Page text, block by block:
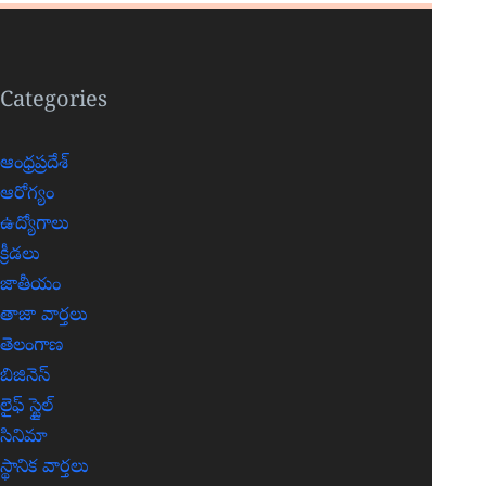
Categories
ఆంధ్రప్రదేశ్
ఆరోగ్యం
ఉద్యోగాలు
క్రీడలు
జాతీయం
తాజా వార్తలు
తెలంగాణ
బిజినెస్
లైఫ్ స్టైల్
సినిమా
స్థానిక వార్తలు